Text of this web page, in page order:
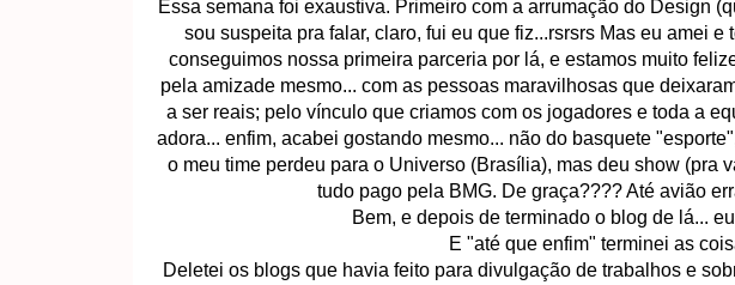
Essa semana foi exaustiva. Primeiro com a arrumação do Design
sou suspeita pra falar, claro, fui eu que fiz...rsrsrs Mas eu amei e
conseguimos nossa primeira parceria por lá, e estamos muito
pela amizade mesmo... com as pessoas maravilhosas que
a ser reais; pelo vínculo que criamos com os jogadores e toda a
adora... enfim, acabei gostando mesmo... não do basquete
o meu time perdeu para o Universo (Brasília), mas deu show (pra
tudo pago pela BMG. De graça???? Até avião
Bem, e depois de terminado o blog de lá...
E "até que enfim" terminei as
Deletei os blogs que havia feito para divulgação de trabalhos e